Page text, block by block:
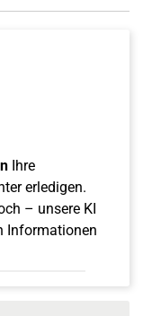
Ihre
erledigen.
– unsere KI
Informationen